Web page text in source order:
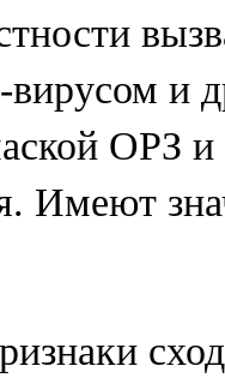
вирусом и
ОРЗ и
Имеют